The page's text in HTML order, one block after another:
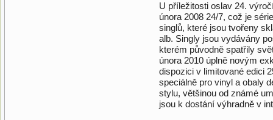
U příležitosti oslav 24.
února 2008 24/7, což je
singlů, které jsou tvořeny
alb. Singly jsou vydávány
kterém původně spatřily
února 2010 úplně novým
dispozici v limitované edici
speciálně pro vinyl a obaly
stylu, většinou od známé
jsou k dostání výhradně v